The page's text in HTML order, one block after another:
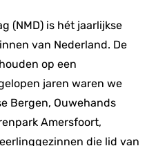
(NMD) is hét jaarlijkse
van Nederland. De
op een
jaren waren we
Bergen, Ouwehands
Amersfoort,
die lid van